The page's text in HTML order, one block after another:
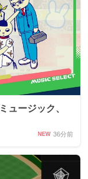
ュージック、
NEW 36分前